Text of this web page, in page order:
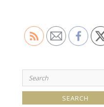
Search
for: